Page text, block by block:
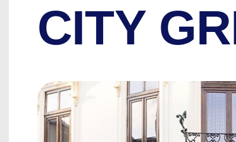
CITY